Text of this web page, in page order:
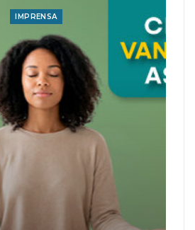
IMPRENSA